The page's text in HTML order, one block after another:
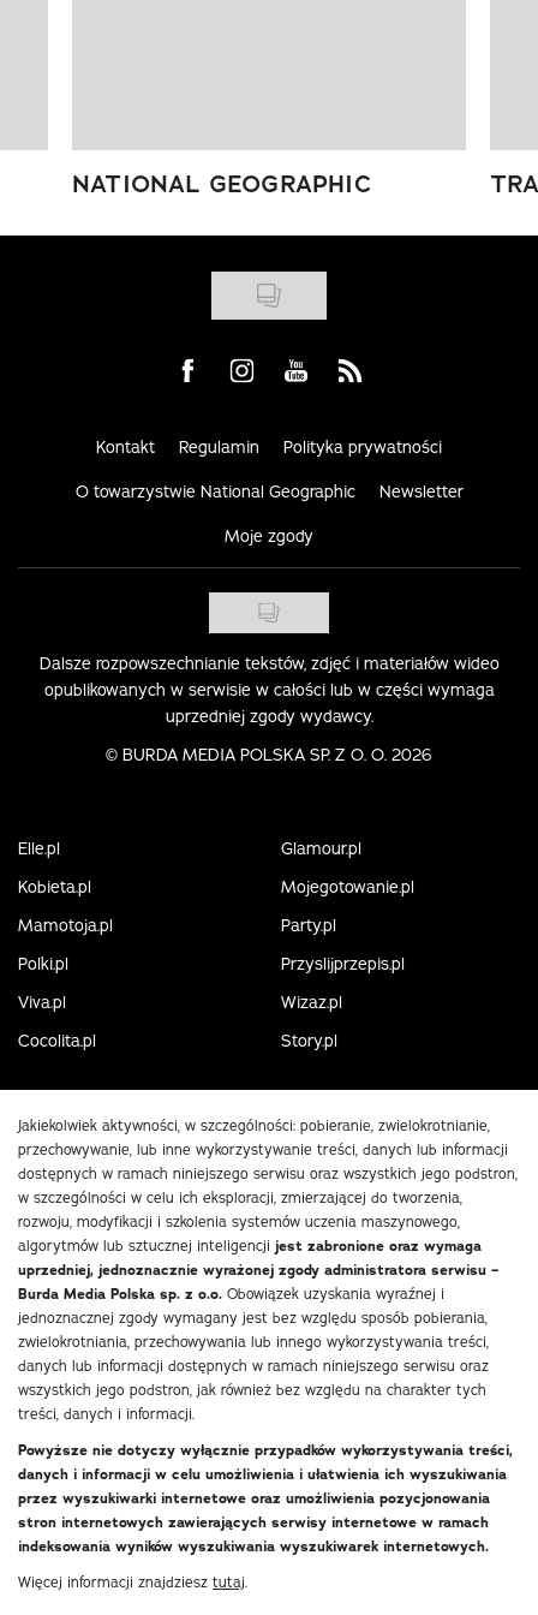
NATIONAL GEOGRAPHIC
Visit us on Facebook
Visit us on Instagram
Visit us on Youtube
Visit us on Rss
Kontakt Regulamin Polityka prywatności
O towarzystwie National Geographic Newsletter
Moje zgody
Dalsze rozpowszechnianie tekstów, zdjęć i materiałów wideo
opublikowanych w serwisie w całości lub w części wymaga
uprzedniej zgody wydawcy.
© BURDA MEDIA POLSKA SP. Z O. O. 2026
Elle.pl
Glamour.pl
Kobieta.pl
Mojegotowanie.pl
Mamotoja.pl
Party.pl
Polki.pl
Przyslijprzepis.pl
Viva.pl
Wizaz.pl
Cocolita.pl
Story.pl
Jakiekolwiek aktywności, w szczególności: pobieranie, zwielokrotnianie,
przechowywanie, lub inne wykorzystywanie treści, danych lub informacji
dostępnych w ramach niniejszego serwisu oraz wszystkich jego podstron,
w szczególności w celu ich eksploracji, zmierzającej do tworzenia,
rozwoju, modyfikacji i szkolenia systemów uczenia maszynowego,
algorytmów lub sztucznej inteligencji jest zabronione oraz wymaga
uprzedniej, jednoznacznie wyrażonej zgody administratora serwisu –
Burda Media Polska sp. z o.o. Obowiązek uzyskania wyraźnej i
jednoznacznej zgody wymagany jest bez względu sposób pobierania,
zwielokrotniania, przechowywania lub innego wykorzystywania treści,
danych lub informacji dostępnych w ramach niniejszego serwisu oraz
wszystkich jego podstron, jak również bez względu na charakter tych
treści, danych i informacji.
Powyższe nie dotyczy wyłącznie przypadków wykorzystywania treści,
danych i informacji w celu umożliwienia i ułatwienia ich wyszukiwania
przez wyszukiwarki internetowe oraz umożliwienia pozycjonowania
stron internetowych zawierających serwisy internetowe w ramach
indeksowania wyników wyszukiwania wyszukiwarek internetowych.
Więcej informacji znajdziesz tutaj.